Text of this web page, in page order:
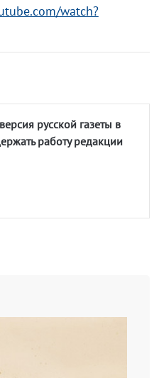
watch?
русской газеты в
работу редакции